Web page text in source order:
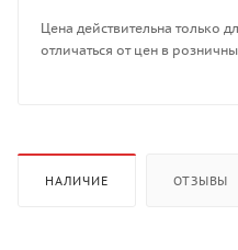
Цена действительна только
отличаться от цен в
НАЛИЧИЕ ОТЗЫВЫ